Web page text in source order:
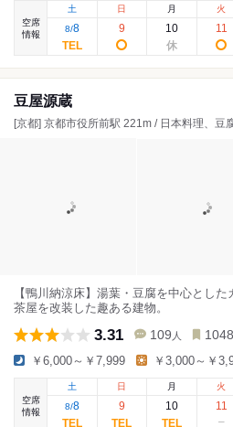
空席
情報
土
8/8
日
9
月
10
火
11
豆屋源蔵
[京都] 京都市役所前駅 221m / 日本料理、豆
【鴨川納涼床】湯葉・豆腐を中心とし
茶屋を改装した趣ある建物。
3.31 109 人
￥6,000～￥7,999 ￥3,000～￥
空席
情報
土
8/8
日
9
月
10
火
11